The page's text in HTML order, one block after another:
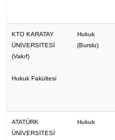
KTO KARATAY
ÜNİVERSİTESİ
(Vakıf)
Hukuk Fakültesi
Hukuk
(Burslu)
ATATÜRK
ÜNİVERSİTESİ
Hukuk